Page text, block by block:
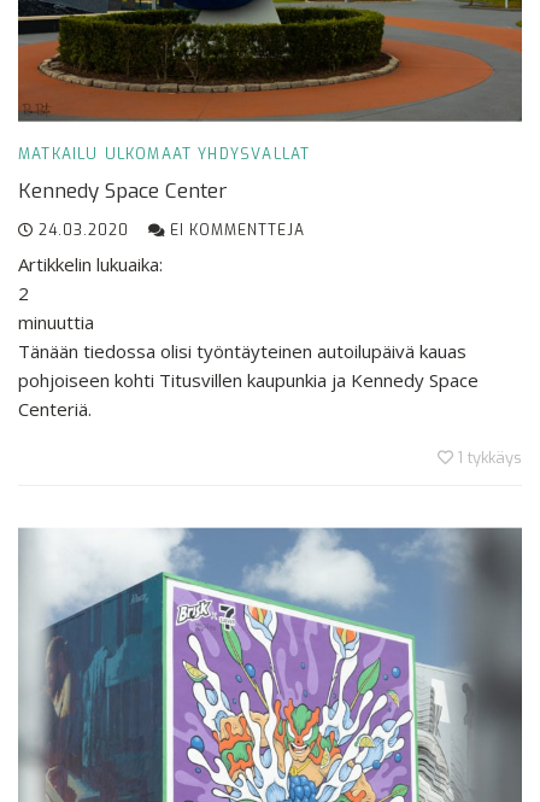
MATKAILU ULKOMAAT YHDYSVALLAT
Kennedy Space Center
24.03.2020 EI KOMMENTTEJA
Artikkelin lukuaika:
2
minuuttia
Tänään tiedossa olisi työntäyteinen autoilupäivä kauas
pohjoiseen kohti Titusvillen kaupunkia ja Kennedy Space
Centeriä.
1 tykkäys